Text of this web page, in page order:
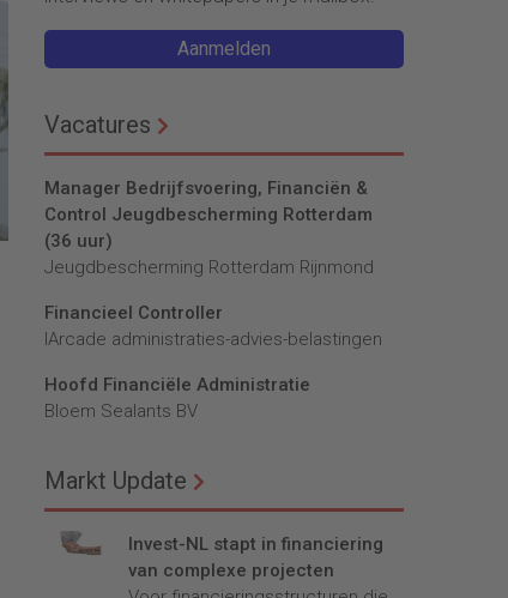
Aanmelden
Vacatures
Manager Bedrijfsvoering, Financiën &
Control Jeugdbescherming Rotterdam
(36 uur)
Jeugdbescherming Rotterdam Rijnmond
Financieel Controller
lArcade administraties-advies-belastingen
Hoofd Financiële Administratie
Bloem Sealants BV
Markt Update
Invest-NL stapt in financiering
van complexe projecten